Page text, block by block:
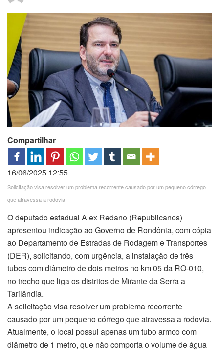
Compartilhar
16/06/2025 12:55
Solicitação visa resolver um problema recorrente causado por um pequeno córrego
que atravessa a rodovia
O deputado estadual Alex Redano (Republicanos)
apresentou indicação ao Governo de Rondônia, com cópia
ao Departamento de Estradas de Rodagem e Transportes
(DER), solicitando, com urgência, a instalação de três
tubos com diâmetro de dois metros no km 05 da RO-010,
no trecho que liga os distritos de Mirante da Serra a
Tarilândia.
A solicitação visa resolver um problema recorrente
causado por um pequeno córrego que atravessa a rodovia.
Atualmente, o local possui apenas um tubo armco com
diâmetro de 1 metro, que não comporta o volume de água